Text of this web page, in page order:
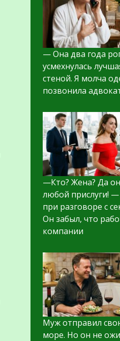
— Она два года
усмехнулась
стеной. Я молча
позвонила
—Кто? Жена? Да
любой прислуги!
при разговоре с
Он забыл, что
компании
Муж отправил
море. Но он не